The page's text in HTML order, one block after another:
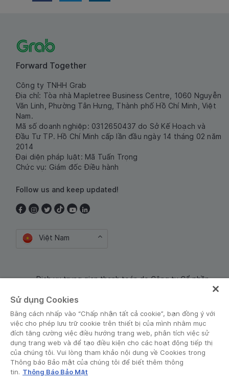
Forward Together
Công ty TNHH Grab
Địa chỉ: Tòa nhà Mapletree Business Centre, 1060 Nguyễn
Văn Linh, Phường Tân Hưng, Thành phố Hồ Chí Minh, Việt
Nam.
Mã số doanh nghiệp: 0312650437 do Sở Kế Hoạch và
Đầu Tư TP. Hồ Chí Minh cấp lần đầu ngày 14 tháng 02 năm
2014
Đại diện pháp luật: Mã Tuấn Trọng
Chức vụ: Giám đốc Điều hành
Follow us and keep updated!
Việt Nam
Dịch vụ trung gian thanh toán do Công ty Cổ phần
Sử dụng Cookies
Bằng cách nhấp vào “Chấp nhận tất cả cookie”, bạn đồng ý với
việc cho phép lưu trữ cookie trên thiết bị của mình nhằm mục
đích tăng cường việc điều hướng trang web, phân tích việc sử
dụng trang web và để tạo điều kiện cho các hoạt động tiếp thị
của chúng tôi. Vui lòng tham khảo nội dung về Cookies trong
Thông báo Bảo mật của chúng tôi để biết thêm thông
tin. Thông Báo Bảo Mật